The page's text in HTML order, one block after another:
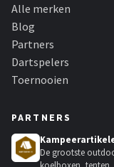
Alle merken
Blog
Partners
Dartspelers
Toernooien
PARTNERS
De grootste